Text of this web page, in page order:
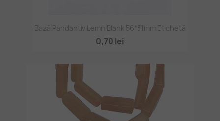
Bază Pandantiv Lemn Blank 56*31mm Etichetă
0,70 lei